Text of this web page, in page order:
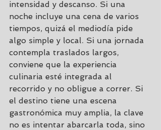
intensidad y descanso. Si una
noche incluye una cena de varios
tiempos, quizá el mediodía pide
algo simple y local. Si una jornada
contempla traslados largos,
conviene que la experiencia
culinaria esté integrada al
recorrido y no obligue a correr. Si
el destino tiene una escena
gastronómica muy amplia, la clave
no es intentar abarcarla toda, sino